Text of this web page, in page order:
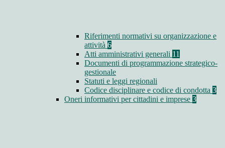
Riferimenti normativi su organizzazione e
attività 6
Atti amministrativi generali 11
Documenti di programmazione strategico-
gestionale
Statuti e leggi regionali
Codice disciplinare e codice di condotta 3
Oneri informativi per cittadini e imprese 3